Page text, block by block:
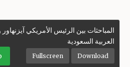
المباحثات بين الرئيس الأمريكي
العربية السعودية
Download
Fullscreen